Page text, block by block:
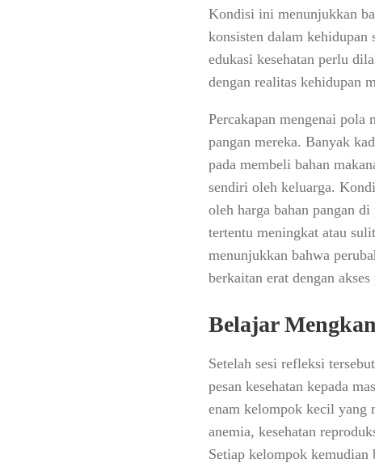
Kondisi ini menunjukkan
konsisten dalam kehidupan
edukasi kesehatan perlu
dengan realitas kehidupan
Percakapan mengenai pola
pangan mereka. Banyak
pada membeli bahan
sendiri oleh keluarga.
oleh harga bahan pangan
tertentu meningkat atau
menunjukkan bahwa
berkaitan erat dengan
Belajar
Setelah sesi refleksi
pesan kesehatan kepada
enam kelompok kecil yang
anemia, kesehatan
Setiap kelompok kemudian